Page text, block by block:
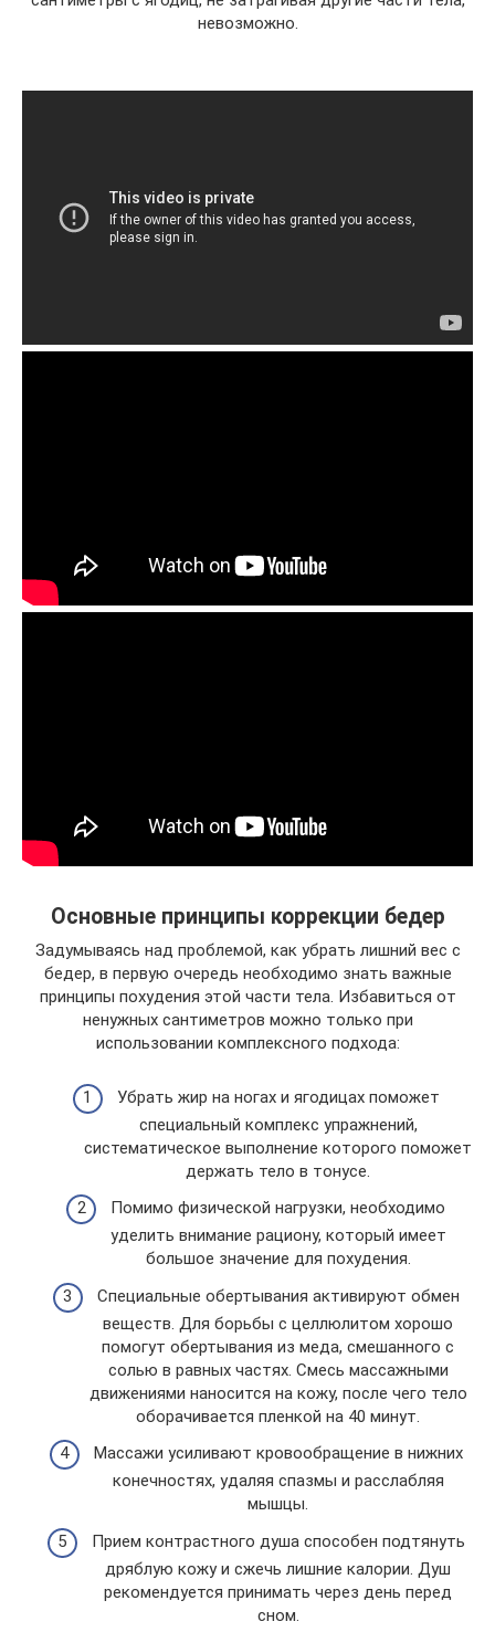
невозможно.
Основные принципы коррекции бедер
Задумываясь над проблемой, как убрать лишний вес с
бедер, в первую очередь необходимо знать важные
принципы похудения этой части тела. Избавиться от
ненужных сантиметров можно только при
использовании комплексного подхода:
Убрать жир на ногах и ягодицах поможет
специальный комплекс упражнений,
систематическое выполнение которого поможет
держать тело в тонусе.
Помимо физической нагрузки, необходимо
уделить внимание рациону, который имеет
большое значение для похудения.
Специальные обертывания активируют обмен
веществ. Для борьбы с целлюлитом хорошо
помогут обертывания из меда, смешанного с
солью в равных частях. Смесь массажными
движениями наносится на кожу, после чего тело
оборачивается пленкой на 40 минут.
Массажи усиливают кровообращение в нижних
конечностях, удаляя спазмы и расслабляя
мышцы.
Прием контрастного душа способен подтянуть
дряблую кожу и сжечь лишние калории. Душ
рекомендуется принимать через день перед
сном.